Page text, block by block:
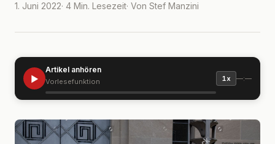
1. Juni 2022· 4 Min. Lesezeit· Von Stef Manzini
▶
Artikel anhören
Vorlesefunktion 1x —:—